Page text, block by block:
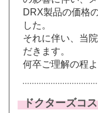
DRX製品の価格
した。
それに伴い、当
だきます。
何卒ご理解の程
ドクターズコ